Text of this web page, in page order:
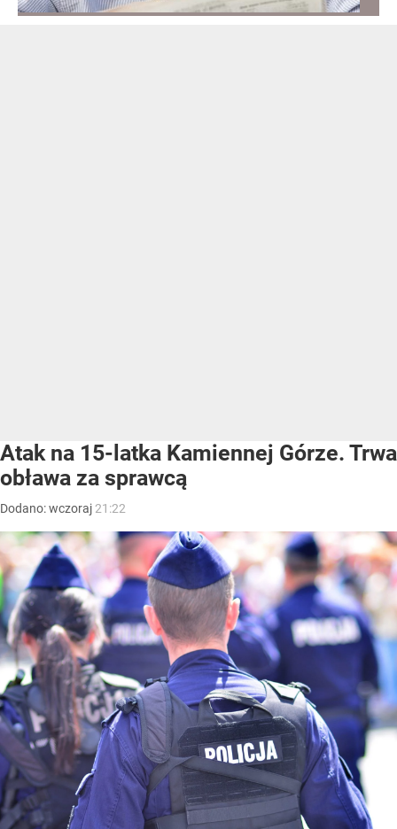
Atak na 15-latka Kamiennej Górze. Trwa
obława za sprawcą
Dodano:wczoraj 21:22